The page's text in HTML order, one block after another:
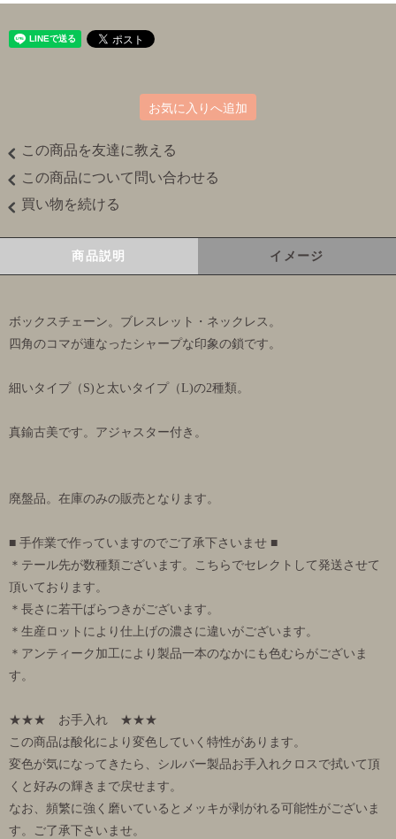
お気に入りへ追加
この商品を友達に教える
この商品について問い合わせる
買い物を続ける
商品説明 イメージ
ボックスチェーン。ブレスレット・ネックレス。
四角のコマが連なったシャープな印象の鎖です。
細いタイプ（S)と太いタイプ（L)の2種類。
真鍮古美です。アジャスター付き。
廃盤品。在庫のみの販売となります。
■ 手作業で作っていますのでご了承下さいませ ■
＊テール先が数種類ございます。こちらでセレクトして発送させて
頂いております。
＊長さに若干ばらつきがございます。
＊生産ロットにより仕上げの濃さに違いがございます。
＊アンティーク加工により製品一本のなかにも色むらがございま
す。
★★★ お手入れ ★★★
この商品は酸化により変色していく特性があります。
変色が気になってきたら、シルバー製品お手入れクロスで拭いて頂
くと好みの輝きまで戻せます。
なお、頻繁に強く磨いているとメッキが剥がれる可能性がございま
す。ご了承下さいませ。